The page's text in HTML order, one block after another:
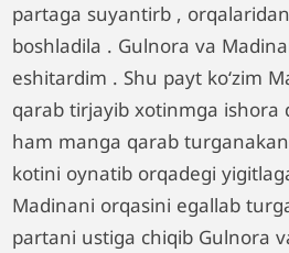
partaga suyantirb ,
boshladila . Gulnora va
eshitardim . Shu payt koʻzim
qarab tirjayib xotinmga ishora
ham manga qarab
kotini oynatib orqadegi
Madinani orqasini egallab
partani ustiga chiqib Gulnora